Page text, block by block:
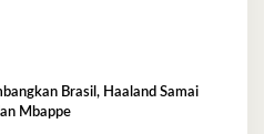
Brasil, Haaland Samai
Mbappe